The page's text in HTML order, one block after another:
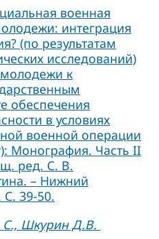
военная
интеграция
(по результатам
исследований)
к
обеспечения
в условиях
военной операции
Монография. Часть II
ред. С. В.
– Нижний
39-50.
С., Шкурин Д.В.